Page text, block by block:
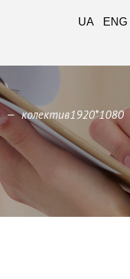
— колектив1920*1080
UA ENG